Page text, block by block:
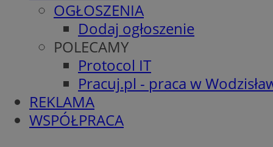
OGŁOSZENIA
Dodaj ogłoszenie
POLECAMY
Protocol IT
Pracuj.pl - praca w
REKLAMA
WSPÓŁPRACA